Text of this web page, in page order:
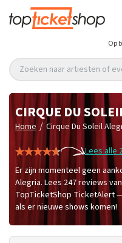
Op
Zoeken naar artiesten of
CIRQUE DU
Home / Cirque Du Soleil
Lees alle
Er zijn momenteel geen
Alegria. Lees 247 reviews
TopTicketShop TicketAlert
als er nieuwe shows komen!